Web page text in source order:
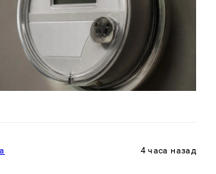
4 часа назад